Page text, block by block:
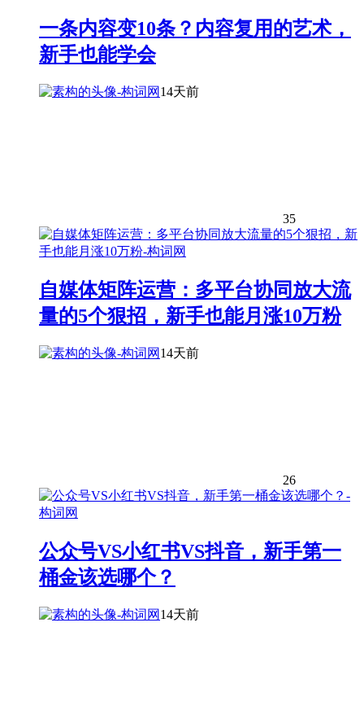
一条内容变10条？内容复用的艺术，
新手也能学会
14天前
35
自媒体矩阵运营：多平台协同放大流
量的5个狠招，新手也能月涨10万粉
14天前
26
公众号VS小红书VS抖音，新手第一
桶金该选哪个？
14天前